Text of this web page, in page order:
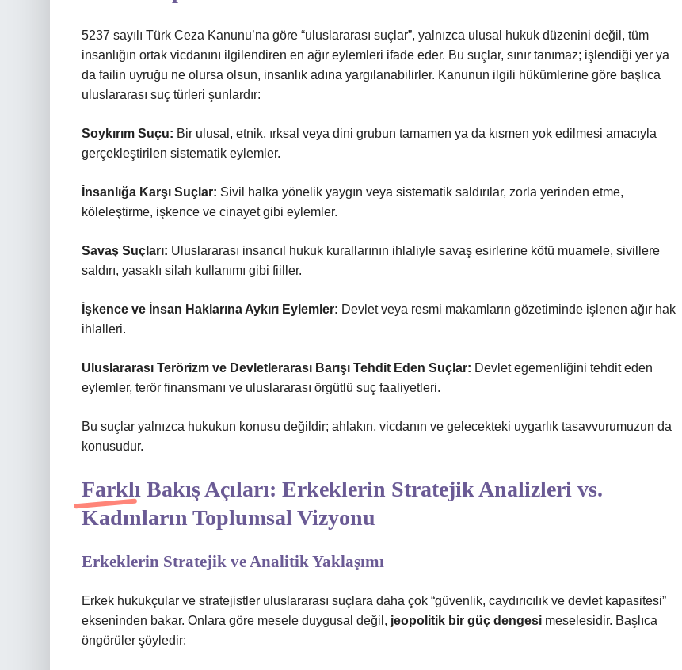
5237 sayılı Türk Ceza Kanunu’na göre “uluslararası suçlar”, yalnızca ulusal hukuk düzenini değil, tüm
insanlığın ortak vicdanını ilgilendiren en ağır eylemleri ifade eder. Bu suçlar, sınır tanımaz; işlendiği yer ya
da failin uyruğu ne olursa olsun, insanlık adına yargılanabilirler. Kanunun ilgili hükümlerine göre başlıca
uluslararası suç türleri şunlardır:
Soykırım Suçu: Bir ulusal, etnik, ırksal veya dini grubun tamamen ya da kısmen yok edilmesi amacıyla
gerçekleştirilen sistematik eylemler.
İnsanlığa Karşı Suçlar: Sivil halka yönelik yaygın veya sistematik saldırılar, zorla yerinden etme,
köleleştirme, işkence ve cinayet gibi eylemler.
Savaş Suçları: Uluslararası insancıl hukuk kurallarının ihlaliyle savaş esirlerine kötü muamele, sivillere
saldırı, yasaklı silah kullanımı gibi fiiller.
İşkence ve İnsan Haklarına Aykırı Eylemler: Devlet veya resmi makamların gözetiminde işlenen ağır hak
ihlalleri.
Uluslararası Terörizm ve Devletlerarası Barışı Tehdit Eden Suçlar: Devlet egemenliğini tehdit eden
eylemler, terör finansmanı ve uluslararası örgütlü suç faaliyetleri.
Bu suçlar yalnızca hukukun konusu değildir; ahlakın, vicdanın ve gelecekteki uygarlık tasavvurumuzun da
konusudur.
Farklı Bakış Açıları: Erkeklerin Stratejik Analizleri vs.
Kadınların Toplumsal Vizyonu
Erkeklerin Stratejik ve Analitik Yaklaşımı
Erkek hukukçular ve stratejistler uluslararası suçlara daha çok “güvenlik, caydırıcılık ve devlet kapasitesi”
ekseninden bakar. Onlara göre mesele duygusal değil, jeopolitik bir güç dengesi meselesidir. Başlıca
öngörüler şöyledir: